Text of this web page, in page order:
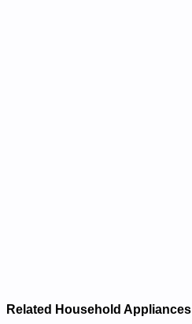
Related Household Appliances